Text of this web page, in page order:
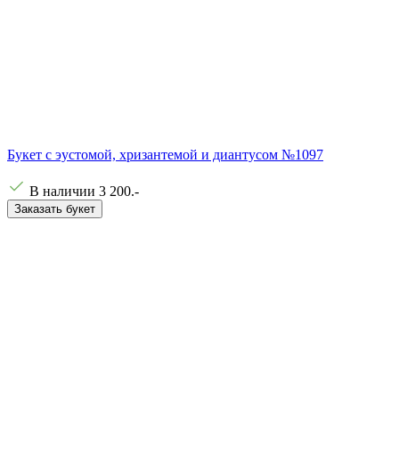
Букет с эустомой, хризантемой и диантусом №1097
В наличии 3 200.-
Заказать букет